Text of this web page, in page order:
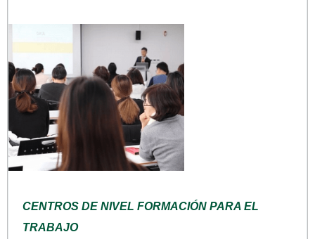
CENTROS DE NIVEL FORMACIÓN PARA EL
TRABAJO